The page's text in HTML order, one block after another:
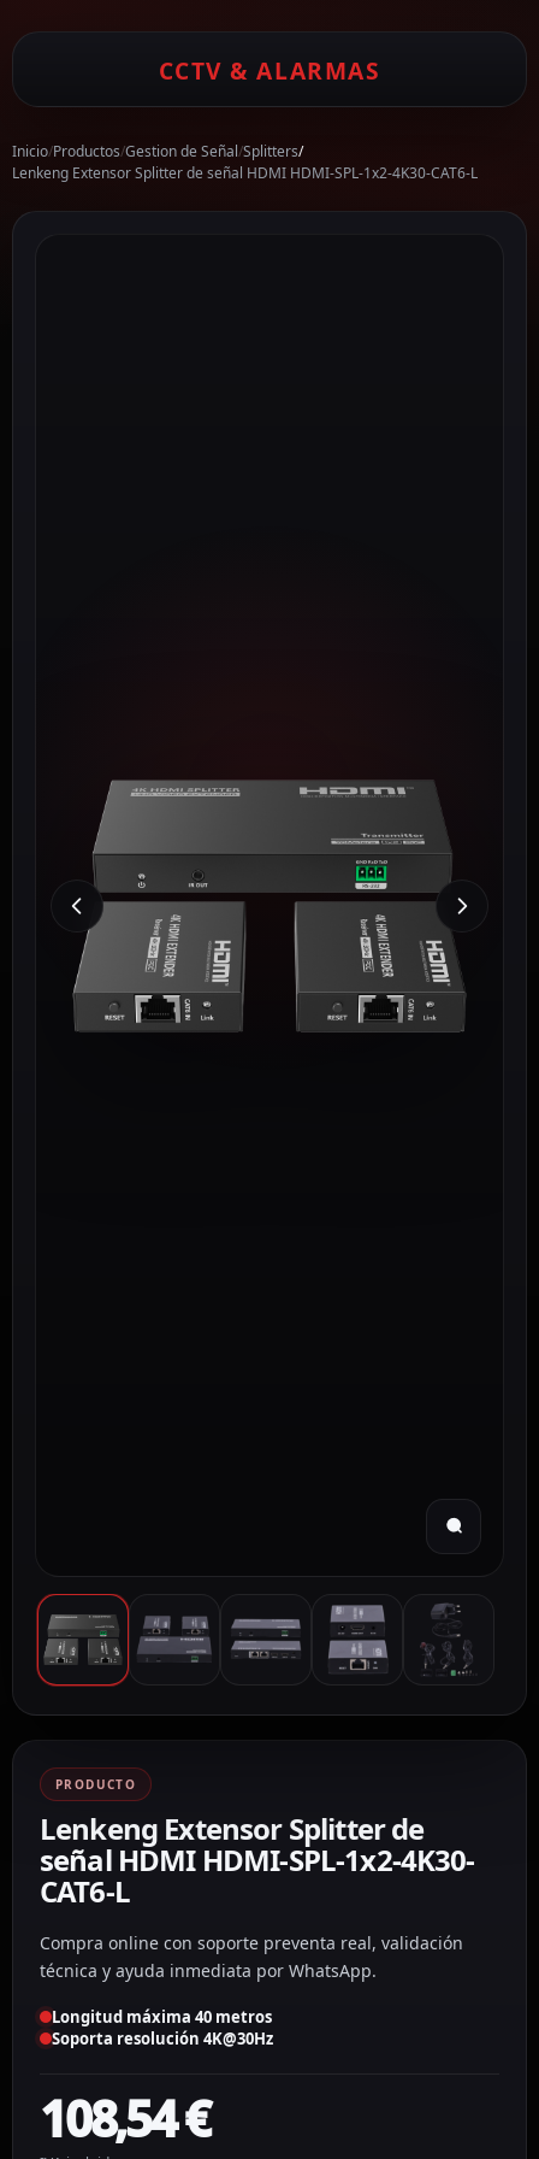
CCTV & ALARMAS
Inicio/Productos/Gestion de Señal/Splitters/
Lenkeng Extensor Splitter de señal HDMI HDMI-SPL-1x2-4K30-CAT6-L
PRODUCTO
Lenkeng Extensor Splitter de
señal HDMI HDMI-SPL-1x2-4K30-
CAT6-L
Compra online con soporte preventa real, validación
técnica y ayuda inmediata por WhatsApp.
Longitud máxima 40 metros
Soporta resolución 4K@30Hz
108,54€